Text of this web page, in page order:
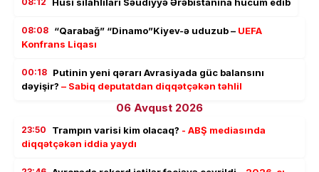
08:08 “Qarabağ” “Dinamo”Kiyev-ə uduzub – UEFA
Konfrans Liqası
00:18 Putinin yeni qərarı Avrasiyada güc balansını
dəyişir? – Sabiq deputatdan diqqətçəkən təhlil
06 Avqust 2026
23:50 Trampın varisi kim olacaq? - ABŞ mediasında
diqqətçəkən iddia yaydı